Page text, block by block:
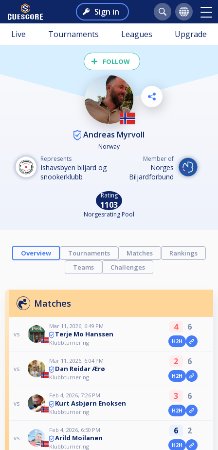
Sign in
Live Tournaments Leagues Upgrade
FOLLOW
Andreas Myrvoll
Norway
Represents
Ishavsbyen biljard og
snookerklubb
Member of
Norges
Biljardforbund
Rating
1103
Norgesrating Pool
Overview Tournaments Matches
Rankings
Teams
Challenges
Matches
vs
Mar 11, 2026, 6:49 PM
Terje Mo Hanssen
Klubbturnering
4 6
H2H
vs
Mar 11, 2026, 6:04 PM
Dan Reidar Ærø
Klubbturnering
2 6
H2H
vs
Feb 4, 2026, 7:26 PM
Kurt Asbjørn Enoksen
Klubbturnering
3 6
H2H
vs
Feb 4, 2026, 6:50 PM
Arild Moilanen
Klubbturnering
6 2
H2H